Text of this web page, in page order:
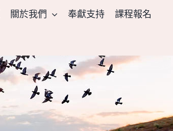
關於我們 奉獻支持 課程報名